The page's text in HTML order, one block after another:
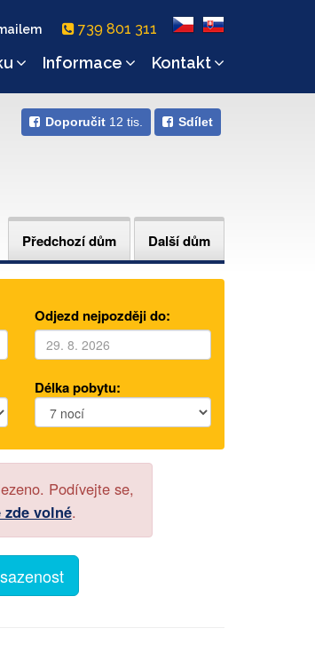
739 801 311
Informace Kontakt
Doporučit 12 tis. Sdílet
Předchozí dům Další dům
Odjezd nejpozději do:
Délka pobytu:
Podívejte se,
zde volné.